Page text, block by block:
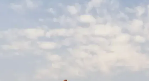
obuhvata:
povratni transfer, ulaznice, uslugu
ne obuhvata:
Napojnice (bakšiš) i obroke.
se realizuje iz mesta: